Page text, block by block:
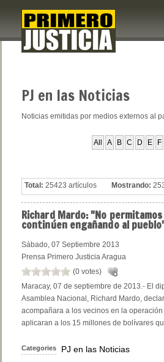
PJ en las Noticias
Noticias emitidas por medios externos al
All A B C D E F
Total: 25423 artículos Mostrando:
RichardMardo: "No
continúen engañando al
Sábado, 07 Septiembre 2013
Prensa Primero Justicia Aragua
(0 votes)
Maracay, 07 de septiembre de 2013.- El
Asamblea Nacional, Richard Mardo,
acompañara a los vecinos en la
aplicaran a los 15 millones de bolívares
Categories PJ en las Noticias